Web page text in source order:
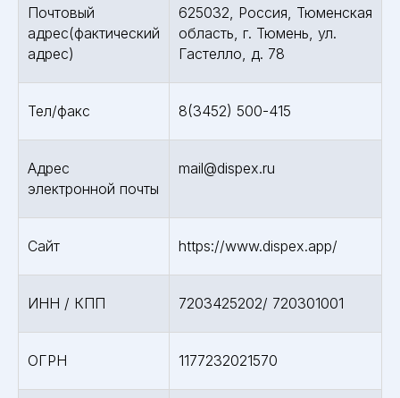
Почтовый
адрес(фактический
адрес)
625032, Россия, Тюменская
область, г. Тюмень, ул.
Гастелло, д. 78
Тел/факс 8(3452) 500-415
Адрес
электронной почты
mail@dispex.ru
Сайт https://www.dispex.app/
ИНН / КПП 7203425202/ 720301001
ОГРН 1177232021570